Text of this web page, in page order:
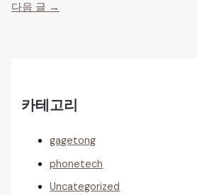
다음 글 →
카테고리
gagetong
phonetech
Uncategorized